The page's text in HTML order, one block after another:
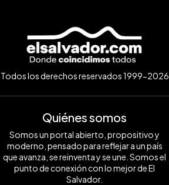
Todos los derechos reservados 1999-2026
Quiénes somos
Somos un portal abierto, propositivo y
moderno, pensado para reflejar a un país
que avanza, se reinventa y se une. Somos el
punto de conexión con lo mejor de El
Salvador.